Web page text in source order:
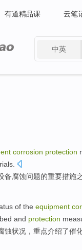
有道精品课 云笔
中英
corrosion protection
备腐蚀问题的重要措施
of the equipment
and protection
蚀状况 ，重点介绍了催